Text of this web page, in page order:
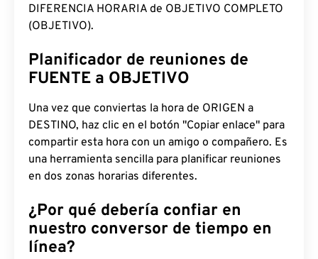
DIFERENCIA HORARIA de OBJETIVO COMPLETO
(OBJETIVO).
Planificador de reuniones de
FUENTE a OBJETIVO
Una vez que conviertas la hora de ORIGEN a
DESTINO, haz clic en el botón "Copiar enlace" para
compartir esta hora con un amigo o compañero. Es
una herramienta sencilla para planificar reuniones
en dos zonas horarias diferentes.
¿Por qué debería confiar en
nuestro conversor de tiempo en
línea?